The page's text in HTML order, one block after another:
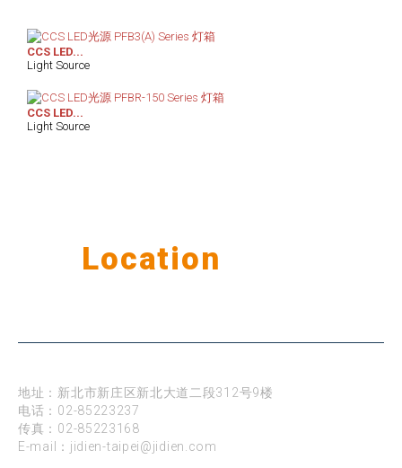
CCS LED...
Light Source
CCS LED...
Light Source
Location
地址：新北市新庄区新北大道二段312号9楼
电话： 02-85223237
传真：02-85223168
E-mail： jidien-taipei@jidien.com